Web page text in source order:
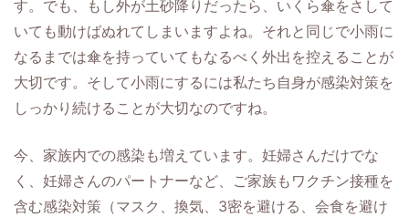
す。でも、もし外が土砂降りだったら、いくら傘をさして
いても動けばぬれてしまいますよね。それと同じで小雨に
なるまでは傘を持っていてもなるべく外出を控えることが
大切です。そして小雨にするには私たち自身が感染対策を
しっかり続けることが大切なのですね。
今、家族内での感染も増えています。妊婦さんだけでな
く、妊婦さんのパートナーなど、ご家族もワクチン接種を
含む感染対策（マスク、換気、3密を避ける、会食を避け